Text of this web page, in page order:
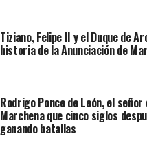
Tiziano, Felipe II y el Duque de
historia de la Anunciación de
Rodrigo Ponce de León, el señor
Marchena que cinco siglos
ganando batallas